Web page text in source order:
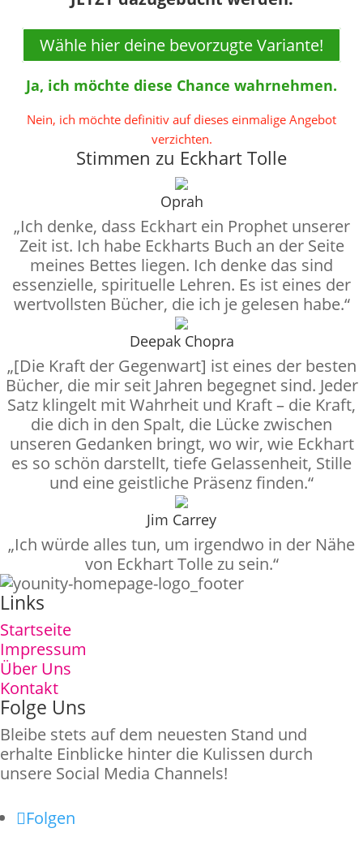
Wähle hier deine bevorzugte Variante!
Ja, ich möchte diese Chance wahrnehmen.
Nein, ich möchte definitiv auf dieses einmalige Angebot
verzichten.
Stimmen zu Eckhart Tolle
Oprah
„Ich denke, dass Eckhart ein Prophet unserer
Zeit ist. Ich habe Eckharts Buch an der Seite
meines Bettes liegen. Ich denke das sind
essenzielle, spirituelle Lehren. Es ist eines der
wertvollsten Bücher, die ich je gelesen habe.“
Deepak Chopra
„[Die Kraft der Gegenwart] ist eines der besten
Bücher, die mir seit Jahren begegnet sind. Jeder
Satz klingelt mit Wahrheit und Kraft – die Kraft,
die dich in den Spalt, die Lücke zwischen
unseren Gedanken bringt, wo wir, wie Eckhart
es so schön darstellt, tiefe Gelassenheit, Stille
und eine geistliche Präsenz finden.“
Jim Carrey
„Ich würde alles tun, um irgendwo in der Nähe
von Eckhart Tolle zu sein.“
Links
Startseite
Impressum
Über Uns
Kontakt
Folge Uns
Bleibe stets auf dem neuesten Stand und
erhalte Einblicke hinter die Kulissen durch
unsere Social Media Channels!
Folgen